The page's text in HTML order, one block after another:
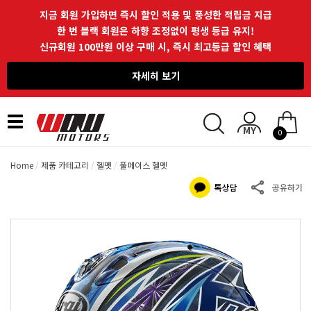
지금 회원 가입하면 즉시 할인 적용 및 풍성한 적립금 지급
한 번 블랙 회원은 하향 조정없이 평생 등급 유지!
신규회원 100만원 이상 구매 시, 즉시 최고등급 할인 혜택
자세히 보기
Toggle
navigation
0
Home 제품 카테고리 헬멧 풀페이스 헬멧